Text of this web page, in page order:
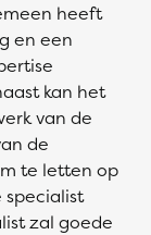
heeft
en een
kan het
van de
de
te letten op
specialist
zal goede